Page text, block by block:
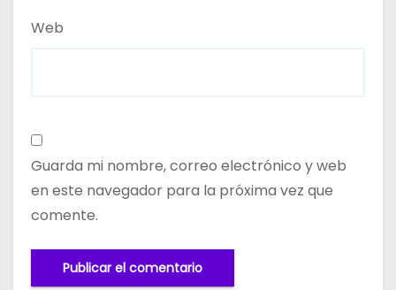
Web
Guarda mi nombre, correo electrónico y web
en este navegador para la próxima vez que
comente.